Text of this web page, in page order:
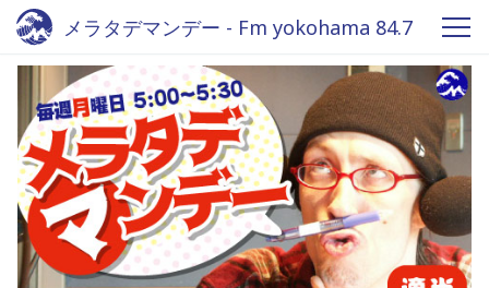
メラタデマンデー - Fm yokohama 84.7